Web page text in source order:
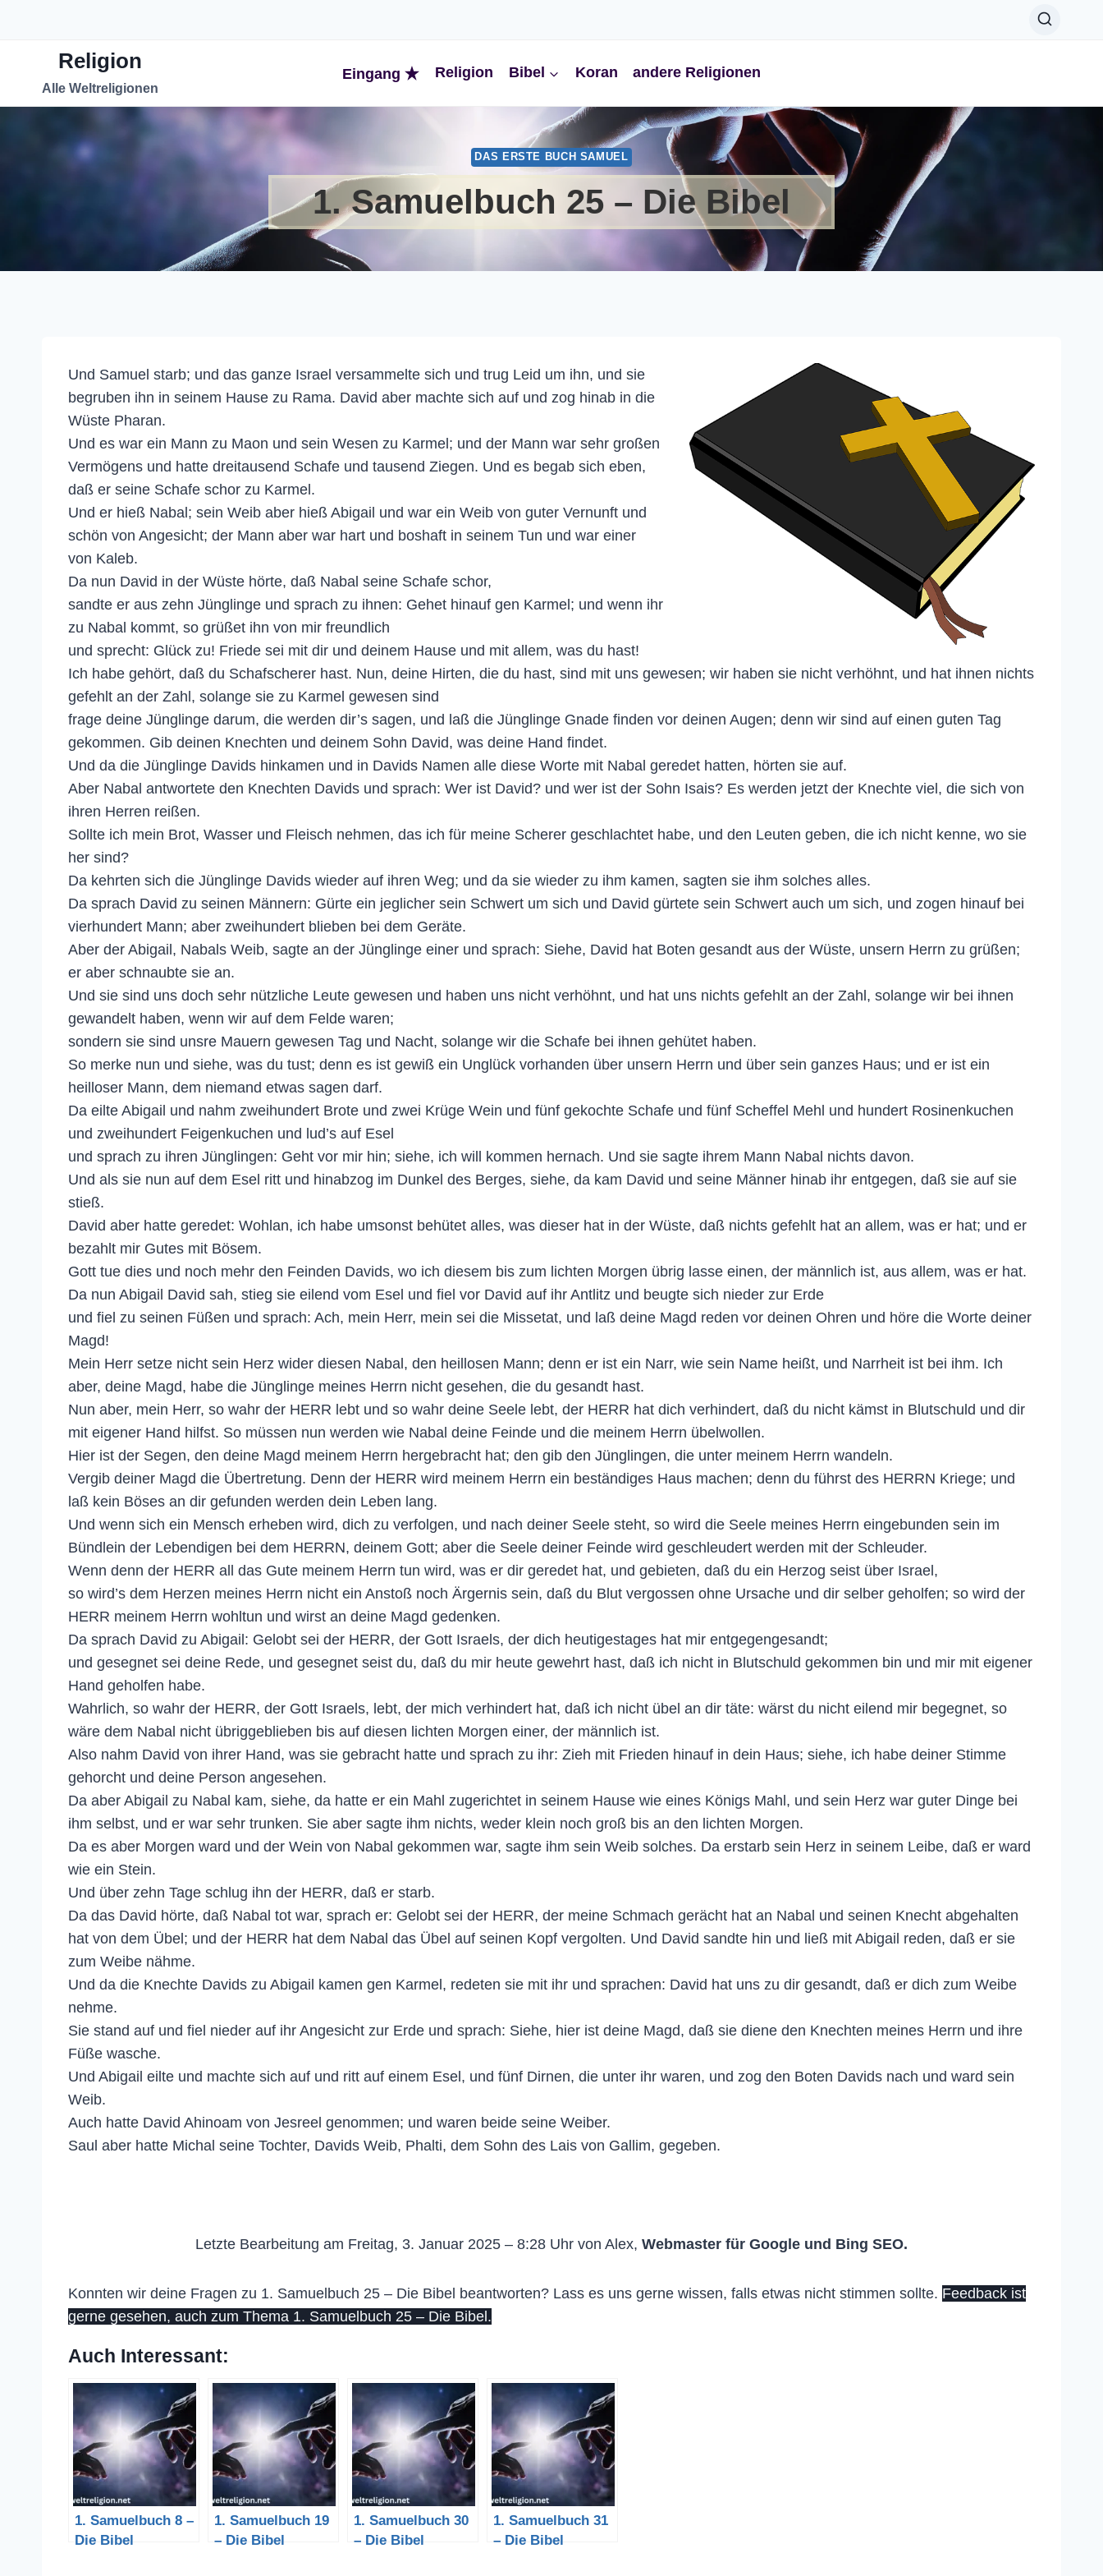
Religion
Alle Weltreligionen
Eingang Religion Bibel Koran andere Religionen
DAS ERSTE BUCH SAMUEL
1. Samuelbuch 25 – Die Bibel
Und Samuel starb; und das ganze Israel versammelte sich und trug Leid um ihn, und sie
begruben ihn in seinem Hause zu Rama. David aber machte sich auf und zog hinab in die
Wüste Pharan.
Und es war ein Mann zu Maon und sein Wesen zu Karmel; und der Mann war sehr großen
Vermögens und hatte dreitausend Schafe und tausend Ziegen. Und es begab sich eben,
daß er seine Schafe schor zu Karmel.
Und er hieß Nabal; sein Weib aber hieß Abigail und war ein Weib von guter Vernunft und
schön von Angesicht; der Mann aber war hart und boshaft in seinem Tun und war einer
von Kaleb.
Da nun David in der Wüste hörte, daß Nabal seine Schafe schor,
sandte er aus zehn Jünglinge und sprach zu ihnen: Gehet hinauf gen Karmel; und wenn ihr
zu Nabal kommt, so grüßet ihn von mir freundlich
und sprecht: Glück zu! Friede sei mit dir und deinem Hause und mit allem, was du hast!
Ich habe gehört, daß du Schafscherer hast. Nun, deine Hirten, die du hast, sind mit uns gewesen; wir haben sie nicht verhöhnt, und hat ihnen nichts
gefehlt an der Zahl, solange sie zu Karmel gewesen sind
frage deine Jünglinge darum, die werden dir’s sagen, und laß die Jünglinge Gnade finden vor deinen Augen; denn wir sind auf einen guten Tag
gekommen. Gib deinen Knechten und deinem Sohn David, was deine Hand findet.
Und da die Jünglinge Davids hinkamen und in Davids Namen alle diese Worte mit Nabal geredet hatten, hörten sie auf.
Aber Nabal antwortete den Knechten Davids und sprach: Wer ist David? und wer ist der Sohn Isais? Es werden jetzt der Knechte viel, die sich von
ihren Herren reißen.
Sollte ich mein Brot, Wasser und Fleisch nehmen, das ich für meine Scherer geschlachtet habe, und den Leuten geben, die ich nicht kenne, wo sie
her sind?
Da kehrten sich die Jünglinge Davids wieder auf ihren Weg; und da sie wieder zu ihm kamen, sagten sie ihm solches alles.
Da sprach David zu seinen Männern: Gürte ein jeglicher sein Schwert um sich und David gürtete sein Schwert auch um sich, und zogen hinauf bei
vierhundert Mann; aber zweihundert blieben bei dem Geräte.
Aber der Abigail, Nabals Weib, sagte an der Jünglinge einer und sprach: Siehe, David hat Boten gesandt aus der Wüste, unsern Herrn zu grüßen;
er aber schnaubte sie an.
Und sie sind uns doch sehr nützliche Leute gewesen und haben uns nicht verhöhnt, und hat uns nichts gefehlt an der Zahl, solange wir bei ihnen
gewandelt haben, wenn wir auf dem Felde waren;
sondern sie sind unsre Mauern gewesen Tag und Nacht, solange wir die Schafe bei ihnen gehütet haben.
So merke nun und siehe, was du tust; denn es ist gewiß ein Unglück vorhanden über unsern Herrn und über sein ganzes Haus; und er ist ein
heilloser Mann, dem niemand etwas sagen darf.
Da eilte Abigail und nahm zweihundert Brote und zwei Krüge Wein und fünf gekochte Schafe und fünf Scheffel Mehl und hundert Rosinenkuchen
und zweihundert Feigenkuchen und lud’s auf Esel
und sprach zu ihren Jünglingen: Geht vor mir hin; siehe, ich will kommen hernach. Und sie sagte ihrem Mann Nabal nichts davon.
Und als sie nun auf dem Esel ritt und hinabzog im Dunkel des Berges, siehe, da kam David und seine Männer hinab ihr entgegen, daß sie auf sie
stieß.
David aber hatte geredet: Wohlan, ich habe umsonst behütet alles, was dieser hat in der Wüste, daß nichts gefehlt hat an allem, was er hat; und er
bezahlt mir Gutes mit Bösem.
Gott tue dies und noch mehr den Feinden Davids, wo ich diesem bis zum lichten Morgen übrig lasse einen, der männlich ist, aus allem, was er hat.
Da nun Abigail David sah, stieg sie eilend vom Esel und fiel vor David auf ihr Antlitz und beugte sich nieder zur Erde
und fiel zu seinen Füßen und sprach: Ach, mein Herr, mein sei die Missetat, und laß deine Magd reden vor deinen Ohren und höre die Worte deiner
Magd!
Mein Herr setze nicht sein Herz wider diesen Nabal, den heillosen Mann; denn er ist ein Narr, wie sein Name heißt, und Narrheit ist bei ihm. Ich
aber, deine Magd, habe die Jünglinge meines Herrn nicht gesehen, die du gesandt hast.
Nun aber, mein Herr, so wahr der HERR lebt und so wahr deine Seele lebt, der HERR hat dich verhindert, daß du nicht kämst in Blutschuld und dir
mit eigener Hand hilfst. So müssen nun werden wie Nabal deine Feinde und die meinem Herrn übelwollen.
Hier ist der Segen, den deine Magd meinem Herrn hergebracht hat; den gib den Jünglingen, die unter meinem Herrn wandeln.
Vergib deiner Magd die Übertretung. Denn der HERR wird meinem Herrn ein beständiges Haus machen; denn du führst des HERRN Kriege; und
laß kein Böses an dir gefunden werden dein Leben lang.
Und wenn sich ein Mensch erheben wird, dich zu verfolgen, und nach deiner Seele steht, so wird die Seele meines Herrn eingebunden sein im
Bündlein der Lebendigen bei dem HERRN, deinem Gott; aber die Seele deiner Feinde wird geschleudert werden mit der Schleuder.
Wenn denn der HERR all das Gute meinem Herrn tun wird, was er dir geredet hat, und gebieten, daß du ein Herzog seist über Israel,
so wird’s dem Herzen meines Herrn nicht ein Anstoß noch Ärgernis sein, daß du Blut vergossen ohne Ursache und dir selber geholfen; so wird der
HERR meinem Herrn wohltun und wirst an deine Magd gedenken.
Da sprach David zu Abigail: Gelobt sei der HERR, der Gott Israels, der dich heutigestages hat mir entgegengesandt;
und gesegnet sei deine Rede, und gesegnet seist du, daß du mir heute gewehrt hast, daß ich nicht in Blutschuld gekommen bin und mir mit eigener
Hand geholfen habe.
Wahrlich, so wahr der HERR, der Gott Israels, lebt, der mich verhindert hat, daß ich nicht übel an dir täte: wärst du nicht eilend mir begegnet, so
wäre dem Nabal nicht übriggeblieben bis auf diesen lichten Morgen einer, der männlich ist.
Also nahm David von ihrer Hand, was sie gebracht hatte und sprach zu ihr: Zieh mit Frieden hinauf in dein Haus; siehe, ich habe deiner Stimme
gehorcht und deine Person angesehen.
Da aber Abigail zu Nabal kam, siehe, da hatte er ein Mahl zugerichtet in seinem Hause wie eines Königs Mahl, und sein Herz war guter Dinge bei
ihm selbst, und er war sehr trunken. Sie aber sagte ihm nichts, weder klein noch groß bis an den lichten Morgen.
Da es aber Morgen ward und der Wein von Nabal gekommen war, sagte ihm sein Weib solches. Da erstarb sein Herz in seinem Leibe, daß er ward
wie ein Stein.
Und über zehn Tage schlug ihn der HERR, daß er starb.
Da das David hörte, daß Nabal tot war, sprach er: Gelobt sei der HERR, der meine Schmach gerächt hat an Nabal und seinen Knecht abgehalten
hat von dem Übel; und der HERR hat dem Nabal das Übel auf seinen Kopf vergolten. Und David sandte hin und ließ mit Abigail reden, daß er sie
zum Weibe nähme.
Und da die Knechte Davids zu Abigail kamen gen Karmel, redeten sie mit ihr und sprachen: David hat uns zu dir gesandt, daß er dich zum Weibe
nehme.
Sie stand auf und fiel nieder auf ihr Angesicht zur Erde und sprach: Siehe, hier ist deine Magd, daß sie diene den Knechten meines Herrn und ihre
Füße wasche.
Und Abigail eilte und machte sich auf und ritt auf einem Esel, und fünf Dirnen, die unter ihr waren, und zog den Boten Davids nach und ward sein
Weib.
Auch hatte David Ahinoam von Jesreel genommen; und waren beide seine Weiber.
Saul aber hatte Michal seine Tochter, Davids Weib, Phalti, dem Sohn des Lais von Gallim, gegeben.
Letzte Bearbeitung am Freitag, 3. Januar 2025 – 8:28 Uhr von Alex, Webmaster für Google und Bing SEO.
Konnten wir deine Fragen zu 1. Samuelbuch 25 – Die Bibel beantworten? Lass es uns gerne wissen, falls etwas nicht stimmen sollte. Feedback ist
gerne gesehen, auch zum Thema 1. Samuelbuch 25 – Die Bibel.
Auch Interessant:
1. Samuelbuch 8 –
Die Bibel
1. Samuelbuch 19
– Die Bibel
1. Samuelbuch 30
– Die Bibel
1. Samuelbuch 31
– Die Bibel